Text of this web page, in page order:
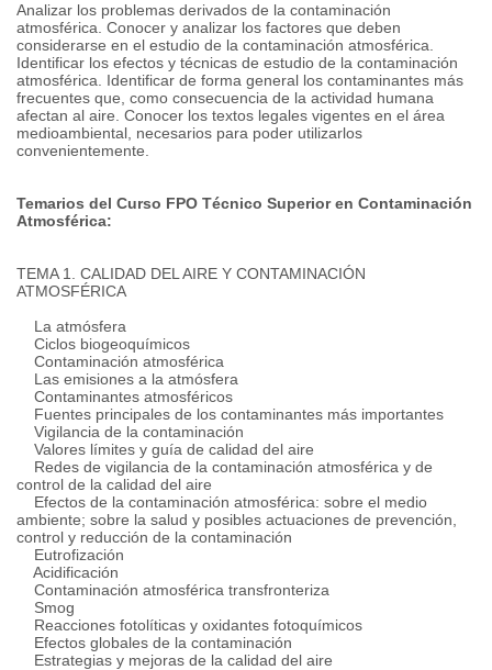
Analizar los problemas derivados de la contaminación
atmosférica. Conocer y analizar los factores que deben
considerarse en el estudio de la contaminación atmosférica.
Identificar los efectos y técnicas de estudio de la contaminación
atmosférica. Identificar de forma general los contaminantes más
frecuentes que, como consecuencia de la actividad humana
afectan al aire. Conocer los textos legales vigentes en el área
medioambiental, necesarios para poder utilizarlos
convenientemente.
Temarios del Curso FPO Técnico Superior en Contaminación
Atmosférica:
TEMA 1. CALIDAD DEL AIRE Y CONTAMINACIÓN
ATMOSFÉRICA
La atmósfera
Ciclos biogeoquímicos
Contaminación atmosférica
Las emisiones a la atmósfera
Contaminantes atmosféricos
Fuentes principales de los contaminantes más importantes
Vigilancia de la contaminación
Valores límites y guía de calidad del aire
Redes de vigilancia de la contaminación atmosférica y de
control de la calidad del aire
Efectos de la contaminación atmosférica: sobre el medio
ambiente; sobre la salud y posibles actuaciones de prevención,
control y reducción de la contaminación
Eutrofización
Acidificación
Contaminación atmosférica transfronteriza
Smog
Reacciones fotolíticas y oxidantes fotoquímicos
Efectos globales de la contaminación
Estrategias y mejoras de la calidad del aire